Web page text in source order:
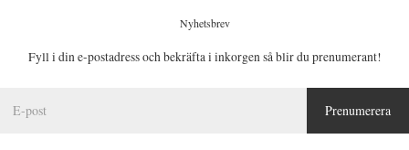
Nyhetsbrev
Fyll i din e-postadress och bekräfta i inkorgen så blir du prenumerant!
Prenumerera